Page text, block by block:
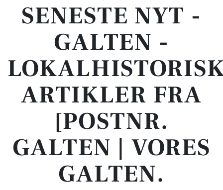
SENESTE NYT -
GALTEN -
ARTIKLER FRA
[POSTNR.
GALTEN | VORES
GALTEN.